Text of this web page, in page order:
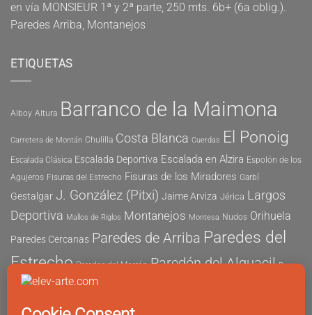
en vía MONSIEUR 1ª y 2ª parte, 250 mts. 6b+ (6a oblig.).
Paredes Arriba, Montanejos
ETIQUETAS
Alboy Altura Barranco de la Maimona
Carretera de Montán Chulilla Costa Blanca Cuerdas El Ponoig
Escalada Clásica Escalada Deportiva Escalada en Alzira Espolón de los
Agujeros Fisuras del Estrecho Fisuras de los Miradores Garbí
Gestalgar J. González (Pitxi) Jaime Arviza Jérica Largos
Deportiva Mallos de Riglos Montanejos Montesa Nudos Orihuela
Paredes Cercanas Paredes de Arriba Paredes del
Estrecho Paredes del Morrón Paredón del Alguacil Pau
Vicent Peña María Peñón de Ifach
Este Sector Sur Sector Tubo Seguridad